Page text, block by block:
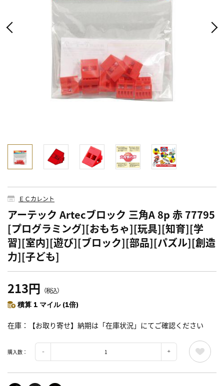
ＥＣカレント
アーテック Artecブロック 三角A 8p 赤 77795
[プログラミング][おもちゃ][玩具][知育][学
習][室内][遊び][ブロック][部品][パズル][創造
力][子ども]
213円 （税込）
積算 1 マイル (1倍)
在庫 【お取り寄せ】納期は「在庫状況」にてご確認ください
購入数：